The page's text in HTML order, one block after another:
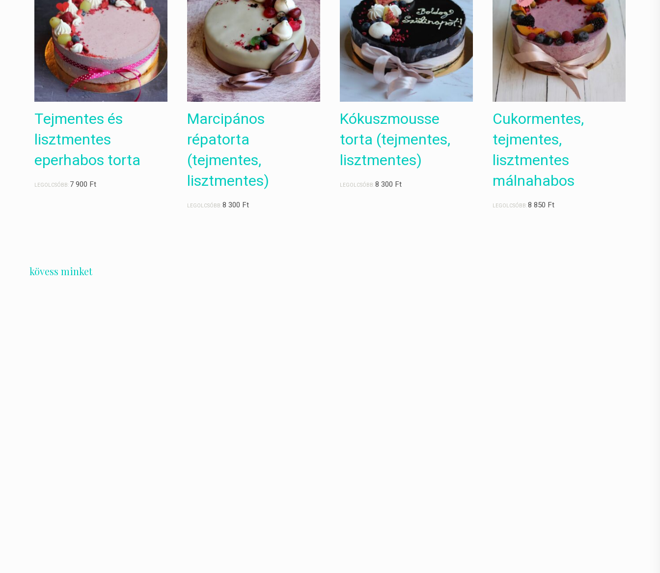
Tejmentes és
lisztmentes
eperhabos torta
LEGOLCSÓBB: 7 900 Ft
Marcipános
répatorta
(tejmentes,
lisztmentes)
LEGOLCSÓBB:8 300 Ft
Kókuszmousse
torta (tejmentes,
lisztmentes)
LEGOLCSÓBB:8 300 Ft
Cukormentes,
tejmentes,
lisztmentes
málnahabos
LEGOLCSÓBB:8 850 Ft
kövess minket